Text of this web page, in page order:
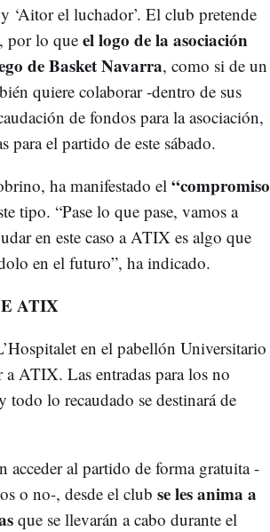
‘Aitor el luchador’. El club pretende
por lo que el logo de la asociación
de Basket Navarra, como si de un
quiere colaborar -dentro de sus
de fondos para la asociación,
para el partido de este sábado.
ha manifestado el “compromiso
tipo. “Pase lo que pase, vamos a
en este caso a ATIX es algo que
en el futuro”, ha indicado.
ATIX
en el pabellón Universitario
ATIX. Las entradas para los no
todo lo recaudado se destinará de
acceder al partido de forma gratuita -
o no-, desde el club se les anima a
que se llevarán a cabo durante el